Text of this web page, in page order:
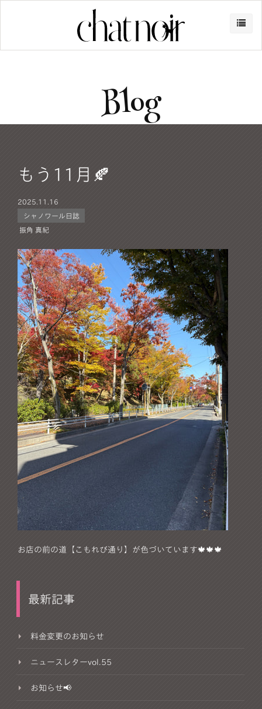
Blog
もう11月🍂
2025. 11.16
シャノワール日誌
振角 真紀
お店の前の道【こもれび通り】が色づいています🍁🍁🍁
最新記事
料金変更のお知らせ
ニュースレターvol.55
お知らせ📢